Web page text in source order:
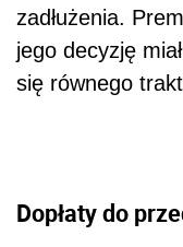
zadłużenia.
jego decyzję
się równego
Dopłaty do